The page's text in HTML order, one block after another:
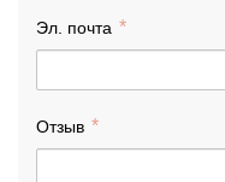
Эл. почта
Отзыв